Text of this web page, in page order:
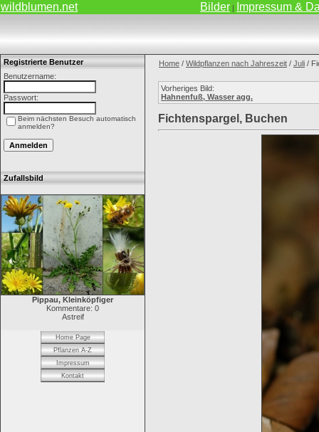
wildblumen.net Bilder | Impressum &
Registrierte Benutzer
Benutzername:
Passwort:
Beim nächsten Besuch automatisch
anmelden?
Zufallsbild
Pippau, Kleinköpfiger
Kommentare: 0
Astreif
Home Page
Pflanzen A-Z
Impressum
Kontakt
Home / Wildpflanzen nach Jahreszeit / Juli /
Vorheriges Bild:
Hahnenfuß, Wasser agg.
Fichtenspargel, Buchen